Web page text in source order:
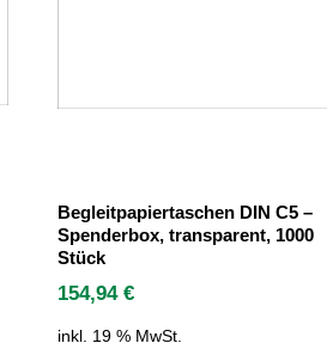
Begleitpapiertaschen DIN C5 –
Spenderbox, transparent, 1000
Stück
154,94€
inkl. 19 % MwSt.